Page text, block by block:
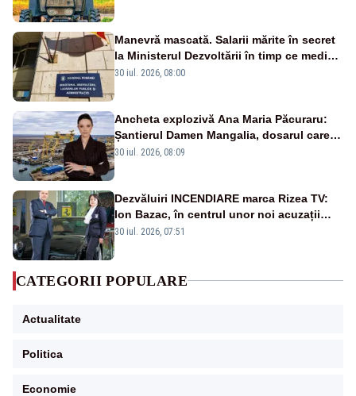
Manevră mascată. Salarii mărite în secret
la Ministerul Dezvoltării în timp ce medicii
ies în stradă
30 iul. 2026, 08:00
Ancheta explozivă Ana Maria Păcuraru:
Șantierul Damen Mangalia, dosarul care
scufundă apărarea României
30 iul. 2026, 08:09
Dezvăluiri INCENDIARE marca Rizea TV:
Ion Bazac, în centrul unor noi acuzații
publice
30 iul. 2026, 07:51
CATEGORII POPULARE
Actualitate
Politica
Economie